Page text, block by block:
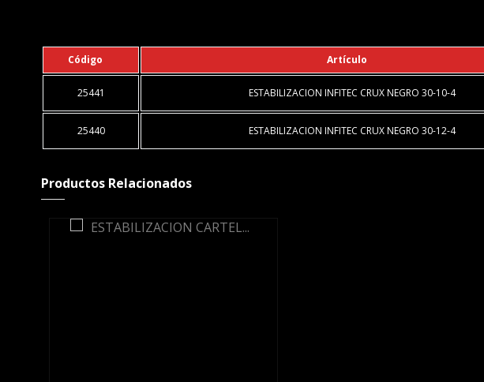
Código Artículo
25441 ESTABILIZACION INFITEC CRUX NEGRO 30-10-4
25440 ESTABILIZACION INFITEC CRUX NEGRO 30-12-4
Productos Relacionados